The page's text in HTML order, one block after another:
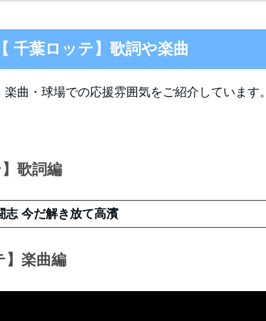
千葉ロッテ】歌詞や楽曲
曲・球場での応援雰囲気をご紹介しています。
歌詞編
志 今だ解き放て高濱
】楽曲編